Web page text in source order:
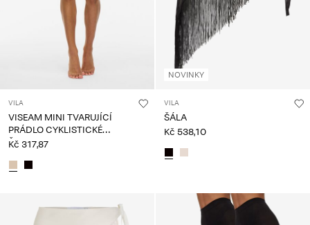
VILA
VISEAM MINI TVARUJÍCÍ
PRÁDLO CYKLISTICKÉ
ŠORTKY
Kč 317,87
NOVINKY
VILA
ŠÁLA
Kč 538,10